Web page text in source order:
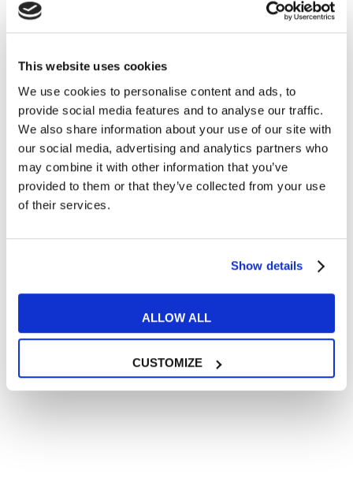
This website uses cookies
We use cookies to personalise content and ads, to
provide social media features and to analyse our traffic.
We also share information about your use of our site with
our social media, advertising and analytics partners who
may combine it with other information that you’ve
provided to them or that they’ve collected from your use
of their services.
Show details
ALLOW ALL
CUSTOMIZE
Articoli dedicati alla grammatica inglese
Articoli dedicati a inglese nel mondo del lavoro
Articoli con tips e new sulla lingua inglese
Articoli divertenti su film e musica
In quanto di età superiore ai 16 anni, dichiaro di acconsentire
al trattamento dei miei dati personali in conformità
all’informativa privacy.
Desidero ricevere comunicazioni commerciali e promozionali